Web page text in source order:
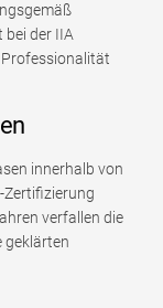
bei der IIA
innerhalb von
Zertifizierung
verfallen die
geklärten